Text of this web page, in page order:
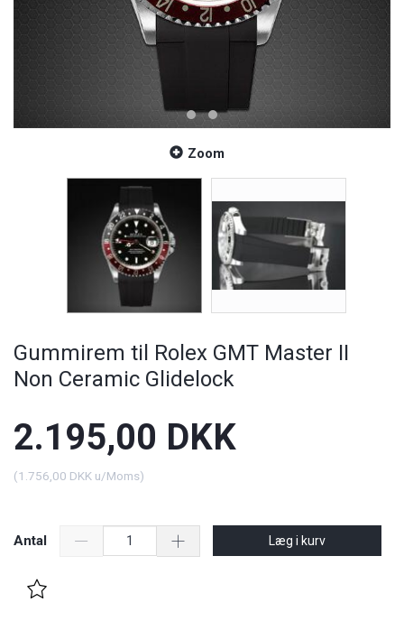
Zoom
Gummirem til Rolex GMT Master II
Non Ceramic Glidelock
2.195,00 DKK
(1.756,00 DKK u/Moms)
Antal Læg i kurv